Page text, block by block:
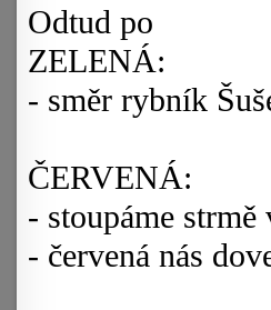
Odtud po
ZELENÁ:
- směr rybník
ČERVENÁ:
- stoupáme
- červená nás